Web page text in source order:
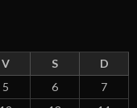
V S
D
5 6
7